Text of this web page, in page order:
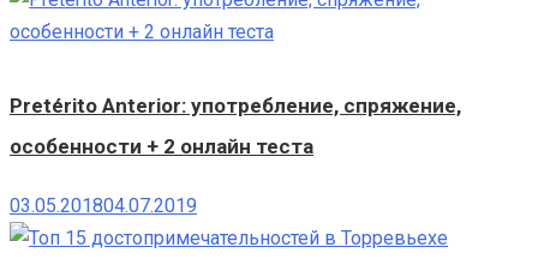
Pretérito Anterior: употребление, спряжение,
особенности + 2 онлайн теста
03.05.201804.07.2019